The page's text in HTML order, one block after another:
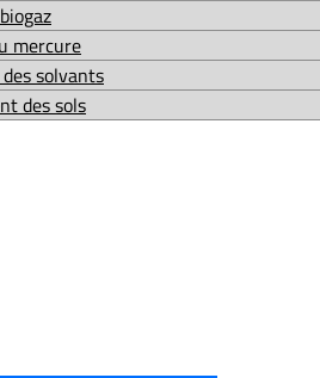
mercure
solvants
des sols